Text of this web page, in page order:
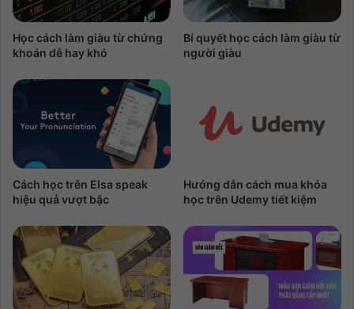
Học cách làm giàu từ chứng
khoán dễ hay khó
Bí quyết học cách làm giàu từ
người giàu
Cách học trên Elsa speak
hiệu quả vượt bậc
Hướng dẫn cách mua khóa
học trên Udemy tiết kiệm